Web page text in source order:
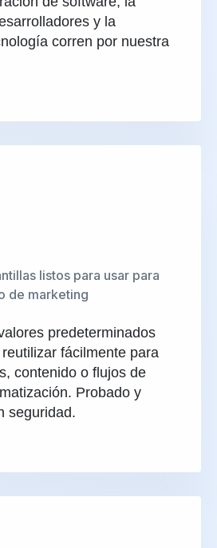
y la
corren por nuestra
listos para usar para
de marketing
predeterminados
fácilmente para
contenido o flujos de
Probado y
seguridad.